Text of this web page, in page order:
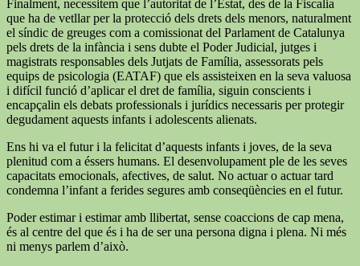
Finalment, necessitem que l’autoritat de l’Estat, des de la Fiscalia
que ha de vetllar per la protecció dels drets dels menors, naturalment
el síndic de greuges com a comissionat del Parlament de Catalunya
pels drets de la infància i sens dubte el Poder Judicial, jutges i
magistrats responsables dels Jutjats de Família, assessorats pels
equips de psicologia (EATAF) que els assisteixen en la seva valuosa
i difícil funció d’aplicar el dret de família, siguin conscients i
encapçalin els debats professionals i jurídics necessaris per protegir
degudament aquests infants i adolescents alienats.
Ens hi va el futur i la felicitat d’aquests infants i joves, de la seva
plenitud com a éssers humans. El desenvolupament ple de les seves
capacitats emocionals, afectives, de salut. No actuar o actuar tard
condemna l’infant a ferides segures amb conseqüències en el futur.
Poder estimar i estimar amb llibertat, sense coaccions de cap mena,
és al centre del que és i ha de ser una persona digna i plena. Ni més
ni menys parlem d’això.